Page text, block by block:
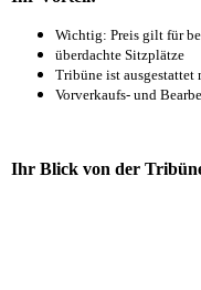
Wichtig: Preis gilt für
überdachte Sitzplätze
Tribüne ist
Vorverkaufs- und
Ihr Blick von der